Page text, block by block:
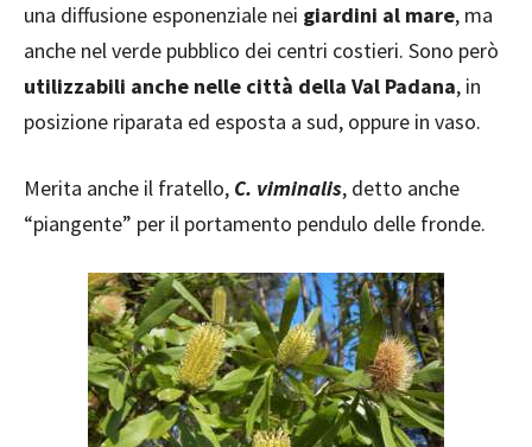
una diffusione esponenziale nei giardini al mare, ma
anche nel verde pubblico dei centri costieri. Sono però
utilizzabili anche nelle città della Val Padana, in
posizione riparata ed esposta a sud, oppure in vaso.
Merita anche il fratello, C. viminalis, detto anche
“piangente” per il portamento pendulo delle fronde.